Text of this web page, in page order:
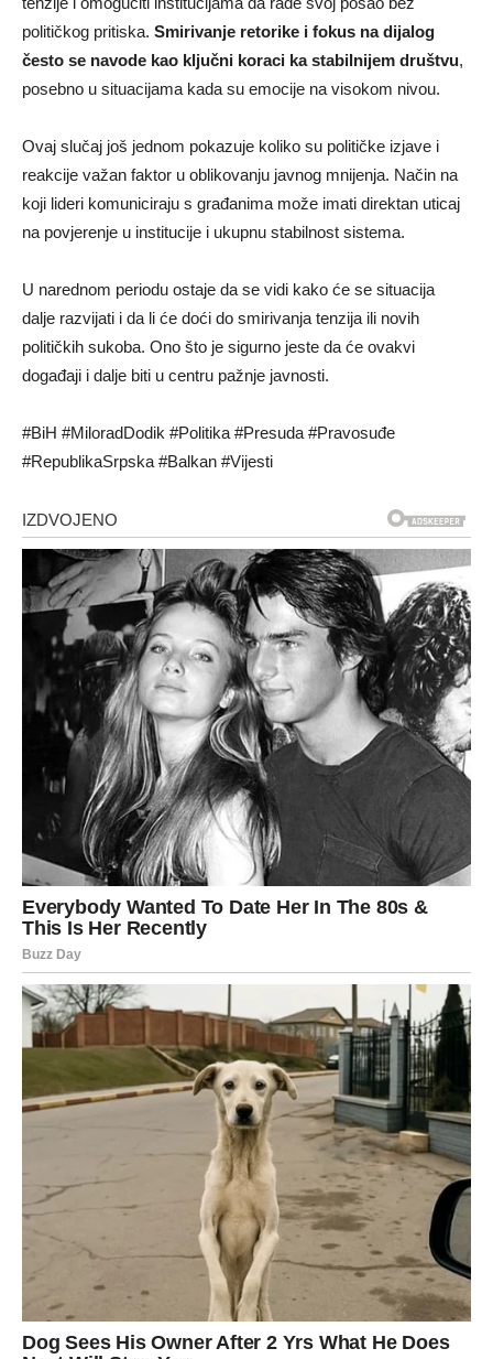
političkog pritiska. Smirivanje retorike i fokus na dijalog
često se navode kao ključni koraci ka stabilnijem društvu,
posebno u situacijama kada su emocije na visokom nivou.
Ovaj slučaj još jednom pokazuje koliko su političke izjave i
reakcije važan faktor u oblikovanju javnog mnijenja. Način na
koji lideri komuniciraju s građanima može imati direktan uticaj
na povjerenje u institucije i ukupnu stabilnost sistema.
U narednom periodu ostaje da se vidi kako će se situacija
dalje razvijati i da li će doći do smirivanja tenzija ili novih
političkih sukoba. Ono što je sigurno jeste da će ovakvi
događaji i dalje biti u centru pažnje javnosti.
#BiH #MiloradDodik #Politika #Presuda #Pravosuđe
#RepublikaSrpska #Balkan #Vijesti